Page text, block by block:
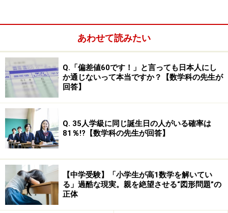
夏休み・冬休みは中学生希望者対象に主要教科の講習を
実施、高校では休暇中講習のほかに「特別課外講座」と
して国・数・英合わせて8講座が放課後に開かれる。
“自分探し学習”として各教科での取り組みも工夫されて
いる。中学では社会科の「社会科博士号」、英語科のレ
あわせて読みたい
Q.「偏差値60です！」と言っても日本人にし
か通じないって本当ですか？【数学科の先生が
回答】
Q. 35人学級に同じ誕生日の人がいる確率は
81％!?【数学科の先生が回答】
【中学受験】「小学生が高1数学を解いてい
る」過酷な現実。親を絶望させる“図形問題”の
正体